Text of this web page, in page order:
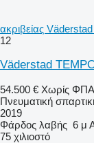
ακριβείας
12
Väderstad
54.500 € Χωρίς ΦΠΑ
Πνευματική
2019
Φάρδος λαβής 6 μ
75 χιλιοστό